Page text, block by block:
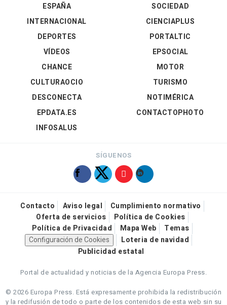
ESPAÑA
INTERNACIONAL
DEPORTES
VÍDEOS
SOCIEDAD
CIENCIAPLUS
PORTALTIC
EPSOCIAL
CHANCE
CULTURAOCIO
DESCONECTA
EPDATA.ES
INFOSALUS
MOTOR
TURISMO
NOTIMÉRICA
CONTACTOPHOTO
SÍGUENOS
Contacto Aviso legal
Cumplimiento normativo
Oferta de servicios
Política de Cookies
Política de Privacidad
Mapa Web
Temas
Configuración de Cookies
Loteria de navidad
Publicidad estatal
Portal de actualidad y noticias de la Agencia Europa Press.
© 2026 Europa Press. Está expresamente prohibida la redistribución
y la redifusión de todo o parte de los contenidos de esta web sin su